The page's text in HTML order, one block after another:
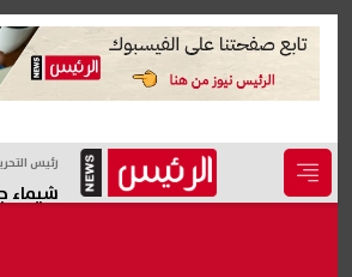
رئيس
شيماء